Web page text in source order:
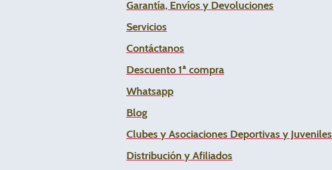
Garantía, Envíos y Devoluciones
Servicios
Contáctanos
Descuento 1ª compra
Whatsapp
Blog
Clubes y Asociaciones Deportivas y Juveniles
Distribución y Afiliados